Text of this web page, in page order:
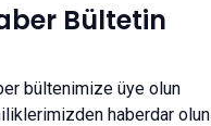
Bültetin
bültenimize üye olun
haberdar olun